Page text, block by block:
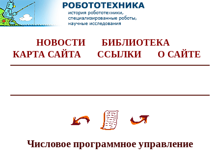
НОВОСТИ
БИБЛИОТЕКА
КАРТА САЙТА
ССЫЛКИ О САЙТЕ
Числовое программное управление